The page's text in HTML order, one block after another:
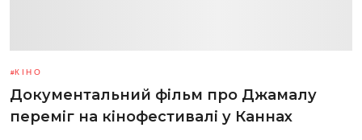
КІНО
Документальний фільм про Джамалу
переміг на кінофестивалі у Каннах